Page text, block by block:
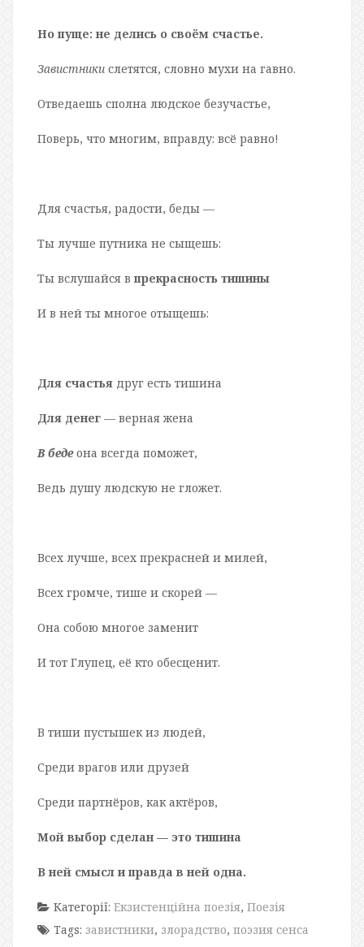
Но пуще: не делись о своём счастье.
Завистники слетятся, словно мухи на гавно.
Отведаешь сполна людское безучастье,
Поверь, что многим, вправду: всё равно!
Для счастья, радости, беды —
Ты лучше путника не сыщешь:
Ты вслушайся в прекрасность тишины
И в ней ты многое отыщешь:
Для счастья друг есть тишина
Для денег — верная жена
В бедеона всегда поможет,
Ведь душу людскую не гложет.
Всех лучше, всех прекрасней и милей,
Всех громче, тише и скорей —
Она собою многое заменит
И тот Глупец, её кто обесценит.
В тиши пустышек из людей,
Среди врагов или друзей
Среди партнёров, как актёров,
Мой выбор сделан — это тишина
В ней смысл и правда в ней одна.
Категорії: Екзистенційна поезія, Поезія
Tags: завистники, злорадство, поэзия сенса